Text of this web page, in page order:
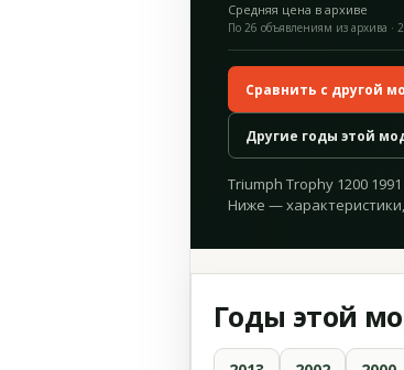
Средняя цена в архиве
По 26 объявлениям из архива ·
Сравнить с другой
Другие годы этой
Triumph Trophy 1200
Ниже —
Годы этой